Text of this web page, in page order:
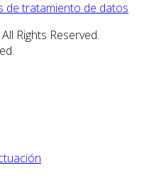
de tratamiento de datos
Rights Reserved.